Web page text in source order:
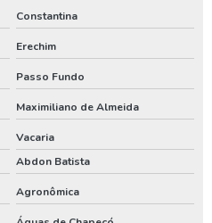
artesiano
Constantina
Erechim
Passo Fundo
Maximiliano de Almeida
Vacaria
Abdon Batista
Agronômica